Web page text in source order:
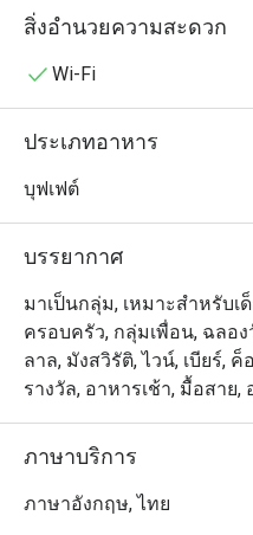
หรือ น้ำจิ้มแจ๋ว และเมนูยอด
กระเพาะปลาแสนอร่อย
ลิ้มลองอาหารทะเลนานาช
นิวซีแลนด์ และหอยนางรม
คุณภาพเยี่ยมจากคาร์ฟวิง ค
ออสเตรเลีย MB5 ย่างเตาอ
Croute) และซี่โครงหมูบาร์
อิ่มอร่อยอย่างต่อเนื่องกับมุ
ร้องไห้ คอหมูย่าง กุ้งแม่น้ำ
ดรสจัดแบบไทย หรือน้ำจิ้มแ
แบบที่ชอบ ในมุมอาหารตะวั
สิ่งอำนวยความสะดวก
Wi-Fi
ประเภทอาหาร
บุฟเฟต์
บรรยากาศ
มาเป็นกลุ่ม, เหมาะสำหรับเ
ครอบครัว, กลุ่มเพื่อน, ฉลอง
ลาล, มังสวิรัติ, ไวน์, เบียร์,
รางวัล, อาหารเช้า, มื้อสาย
ภาษาบริการ
ภาษาอังกฤษ, ไทย